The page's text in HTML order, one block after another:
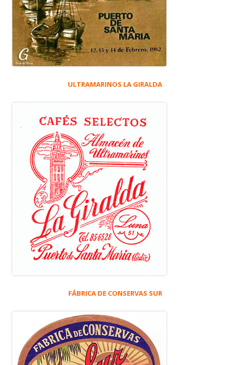
ULTRAMARINOS LA GIRALDA
FÁBRICA DE CONSERVAS SUR